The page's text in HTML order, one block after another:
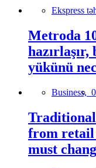
Ekspress
Metroda
hazırlaşır,
yükünü
Business,
from retail
must